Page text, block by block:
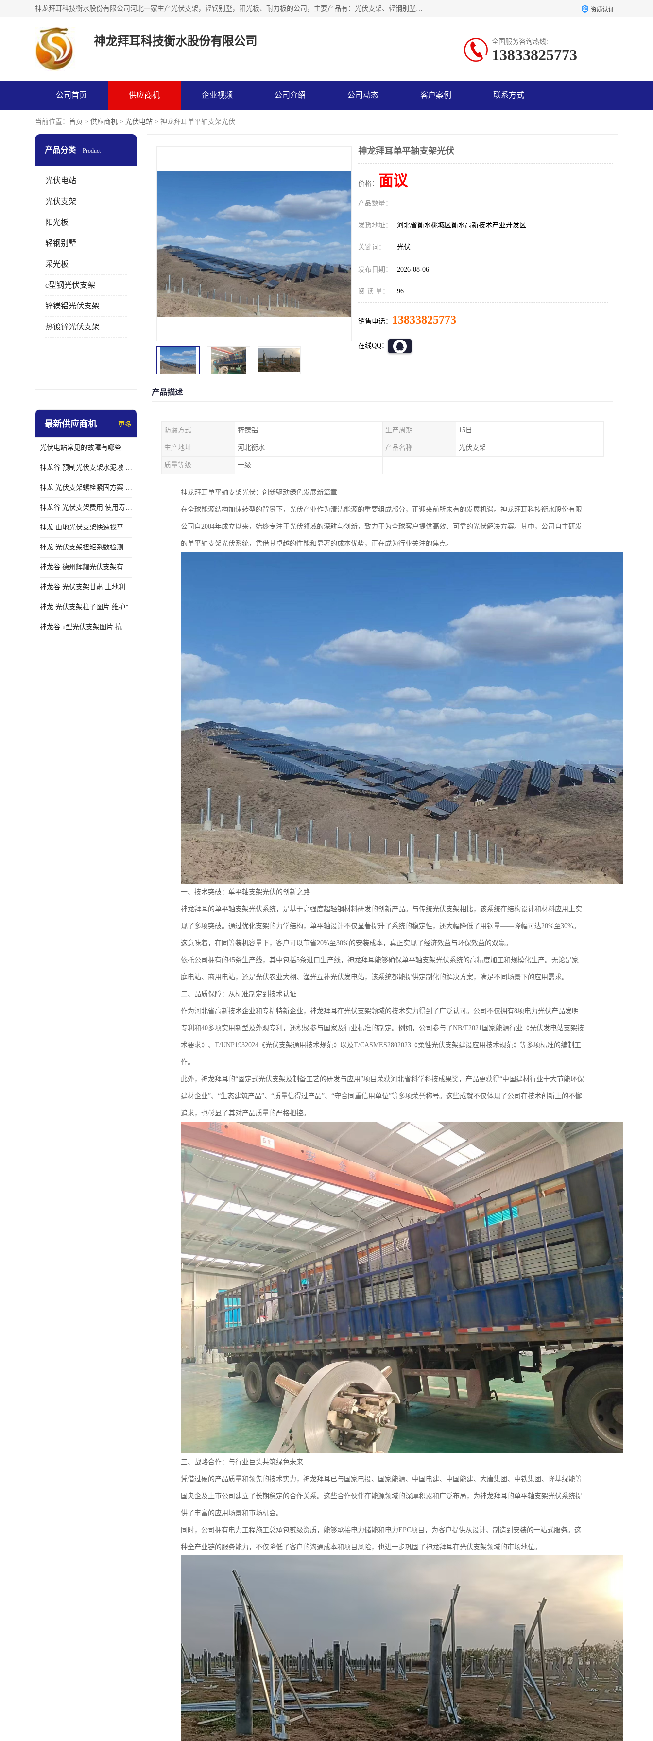
神龙拜耳科技衡水股份有限公司河北一家生产光伏支架，轻钢别墅，阳光板、耐力板的公司，主要产品有：光伏支架、轻钢别墅、阳光板、耐力板、采光板等，公司参与制定了多项标准。 资质认证
神龙拜耳科技衡水股份有限公司 全国服务咨询热线:
13833825773
公司首页 供应商机 企业视频 公司介绍 公司动态 客户案例 联系方式
当前位置： 首页 > 供应商机 > 光伏电站 > 神龙拜耳单平轴支架光伏
产品分类 Product
光伏电站
光伏支架
阳光板
轻钢别墅
采光板
c型钢光伏支架
锌镁铝光伏支架
热镀锌光伏支架
最新供应商机 更多
光伏电站常见的故障有哪些
神龙谷 预制光伏支架水泥墩 抗震性能优
神龙 光伏支架螺栓紧固方案 土地利用率高
神龙谷 光伏支架费用 使用寿命长
神龙 山地光伏支架快速找平 抗风耐压
神龙 光伏支架扭矩系数检测 适应性强
神龙谷 德州辉耀光伏支架有限公司 材质多样
神龙谷 光伏支架甘肃 土地利用率高
神龙 光伏支架柱子图片 维护*
神龙谷 u型光伏支架图片 抗紫外线
神龙拜耳单平轴支架光伏
价格： 面议
产品数量：
发货地址： 河北省衡水桃城区衡水高新技术产业开发区
关键词： 光伏
发布日期： 2026-08-06
阅 读 量： 96
销售电话： 13833825773
在线QQ：
产品描述
防腐方式 锌镁铝 生产周期 15日
生产地址 河北衡水 产品名称 光伏支架
质量等级 一级
神龙拜耳单平轴支架光伏：创新驱动绿色发展新篇章
在全球能源结构加速转型的背景下，光伏产业作为清洁能源的重要组成部分，正迎来前所未有的发展机遇。神龙拜耳科技衡水股份有限
公司自2004年成立以来，始终专注于光伏领域的深耕与创新，致力于为全球客户提供高效、可靠的光伏解决方案。其中，公司自主研发
的单平轴支架光伏系统，凭借其卓越的性能和显著的成本优势，正在成为行业关注的焦点。
一、技术突破：单平轴支架光伏的创新之路
神龙拜耳的单平轴支架光伏系统，是基于高强度超轻钢材料研发的创新产品。与传统光伏支架相比，该系统在结构设计和材料应用上实
现了多项突破。通过优化支架的力学结构，单平轴设计不仅显著提升了系统的稳定性，还大幅降低了用钢量——降幅可达20%至30%。
这意味着，在同等装机容量下，客户可以节省20%至30%的安装成本，真正实现了经济效益与环保效益的双赢。
依托公司拥有的45条生产线，其中包括5条进口生产线，神龙拜耳能够确保单平轴支架光伏系统的高精度加工和规模化生产。无论是家
庭电站、商用电站，还是光伏农业大棚、渔光互补光伏发电站，该系统都能提供定制化的解决方案，满足不同场景下的应用需求。
二、品质保障：从标准制定到技术认证
作为河北省高新技术企业和专精特新企业，神龙拜耳在光伏支架领域的技术实力得到了广泛认可。公司不仅拥有8项电力光伏产品发明
专利和40多项实用新型及外观专利，还积极参与国家及行业标准的制定。例如，公司参与了NB/T2021国家能源行业《光伏发电站支架技
术要求》、T/UNP1932024《光伏支架通用技术规范》以及T/CASMES2802023《柔性光伏支架建设应用技术规范》等多项标准的编制工
作。
此外，神龙拜耳的“固定式光伏支架及制备工艺的研发与应用”项目荣获河北省科学科技成果奖，产品更获得“中国建材行业十大节能环保
建材企业”、“生态建筑产品”、“质量信得过产品”、“守合同重信用单位”等多项荣誉称号。这些成就不仅体现了公司在技术创新上的不懈
追求，也彰显了其对产品质量的严格把控。
三、战略合作：与行业巨头共筑绿色未来
凭借过硬的产品质量和领先的技术实力，神龙拜耳已与国家电投、国家能源、中国电建、中国能建、大唐集团、中铁集团、隆基绿能等
国央企及上市公司建立了长期稳定的合作关系。这些合作伙伴在能源领域的深厚积累和广泛布局，为神龙拜耳的单平轴支架光伏系统提
供了丰富的应用场景和市场机会。
同时，公司拥有电力工程施工总承包贰级资质，能够承接电力储能和电力EPC项目，为客户提供从设计、制造到安装的一站式服务。这
种全产业链的服务能力，不仅降低了客户的沟通成本和项目风险，也进一步巩固了神龙拜耳在光伏支架领域的市场地位。